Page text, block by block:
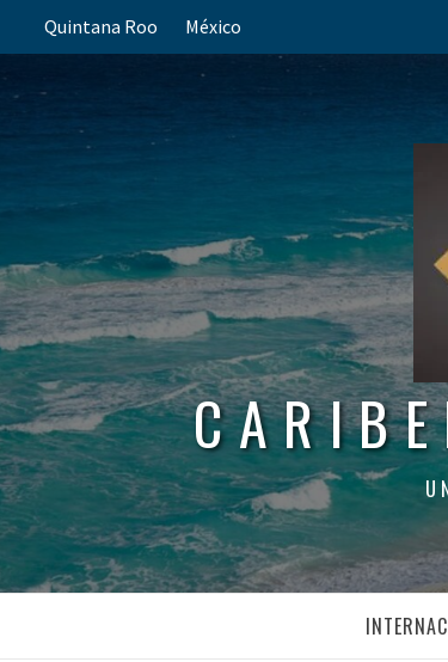
Quintana Roo México